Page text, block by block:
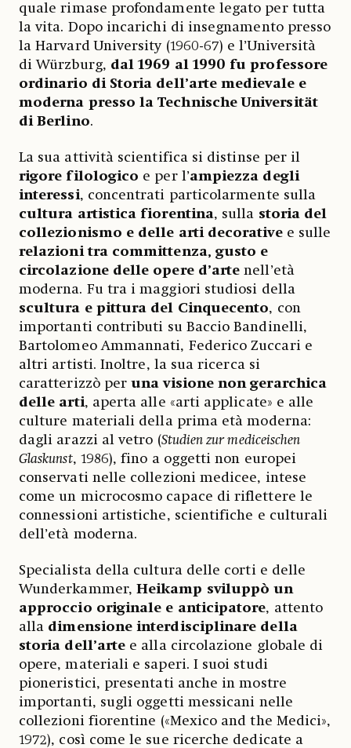
quale rimase profondamente legato per tutta
la vita. Dopo incarichi di insegnamento presso
la Harvard University (1960-67) e l’Università
di Würzburg, dal 1969 al 1990 fu professore
ordinario di Storia dell’arte medievale e
moderna presso la Technische Universität
di Berlino.
La sua attività scientifica si distinse per il
rigore filologico e per l’ampiezza degli
interessi, concentrati particolarmente sulla
cultura artistica fiorentina, sulla storia del
collezionismo e delle arti decorativee sulle
relazioni tra committenza, gusto e
circolazione delle opere d’artenell’età
moderna. Fu tra i maggiori studiosi della
scultura e pittura del Cinquecento, con
importanti contributi su Baccio Bandinelli,
Bartolomeo Ammannati, Federico Zuccari e
altri artisti. Inoltre, la sua ricerca si
caratterizzò peruna visione non gerarchica
delle arti, aperta alle «arti applicate» e alle
culture materiali della prima età moderna:
dagli arazzi al vetro (Studien zur mediceischen
Glaskunst, 1986), fino a oggetti non europei
conservati nelle collezioni medicee, intese
come un microcosmo capace di riflettere le
connessioni artistiche, scientifiche e culturali
dell’età moderna.
Specialista della cultura delle corti e delle
Wunderkammer, Heikamp sviluppò un
approccio originale e anticipatore, attento
alla dimensione interdisciplinare della
storia dell’arte e alla circolazione globale di
opere, materiali e saperi. I suoi studi
pioneristici, presentati anche in mostre
importanti, sugli oggetti messicani nelle
collezioni fiorentine («Mexico and the Medici»,
1972), così come le sue ricerche dedicate a